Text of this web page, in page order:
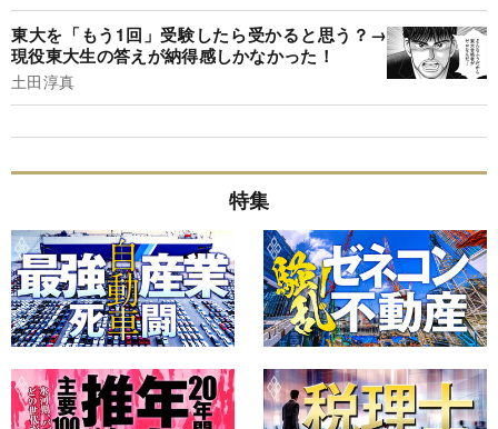
東大を「もう1回」受験したら受かると思う？→
現役東大生の答えが納得感しかなかった！
土田淳真
特集